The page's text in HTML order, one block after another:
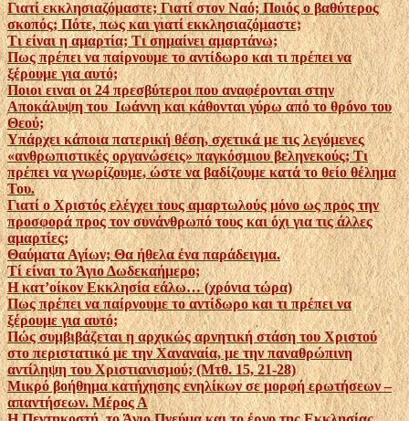
Γιατί εκκλησιαζόμαστε; Γιατί στον Ναό; Ποιός ο βαθύτερος
σκοπός; Πότε, πως και γιατί εκκλησιαζόμαστε;
Τι είναι η αμαρτία; Τι σημαίνει αμαρτάνω;
Πως πρέπει να παίρνουμε το αντίδωρο και τι πρέπει να
ξέρουμε για αυτό;
Ποιοι ειναι οι 24 πρεσβύτεροι που αναφέρονται στην
Αποκάλυψη του Ιωάννη και κάθονται γύρω από το θρόνο του
Θεού;
Υπάρχει κάποια πατερική θέση, σχετικά με τις λεγόμενες
«ανθρωπιστικές οργανώσεις» παγκόσμιου βεληνεκούς; Τι
πρέπει να γνωρίζουμε, ώστε να βαδίζουμε κατά το θείο θέλημα
Του.
Γιατί ο Χριστός ελέγχει τους αμαρτωλούς μόνο ως προς την
προσφορά προς τον συνάνθρωπό τους και όχι για τις άλλες
αμαρτίες;
Θαύματα Αγίων; Θα ήθελα ένα παράδειγμα.
Τί είναι το Άγιο Δωδεκαήμερο;
Η κατ’οίκον Εκκλησία εάλω… (χρόνια τώρα)
Πως πρέπει να παίρνουμε το αντίδωρο και τι πρέπει να
ξέρουμε για αυτό;
Πώς συμβιβάζεται η αρχικώς αρνητική στάση του Χριστού
στο περιστατικό με την Χαναναία, με την παναθρώπινη
αντίληψη του Χριστιανισμού; (Μτθ. 15, 21-28)
Μικρό βοήθημα κατήχησης ενηλίκων σε μορφή ερωτήσεων –
απαντήσεων. Μέρος Α